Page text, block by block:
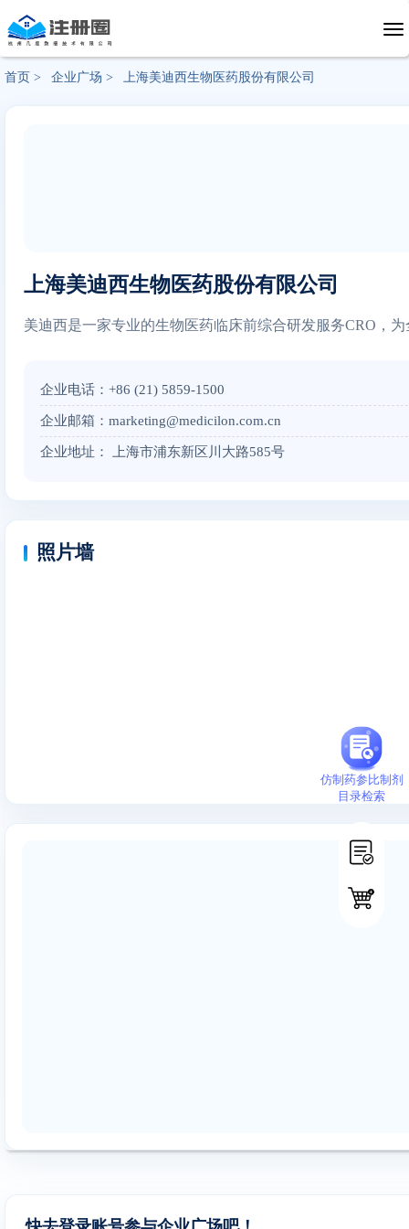
首页 > 企业广场 > 上海美迪西生物医药股份有限公司
上海美迪西生物医药股份有限公司
美迪西是一家专业的生物医药临床前综合研发服务CRO，
企业电话：+86 (21) 5859-1500
企业邮箱：marketing@medicilon.com.cn
企业地址： 上海市浦东新区川大路585号
照片墙
仿制药参比制剂
目录检索